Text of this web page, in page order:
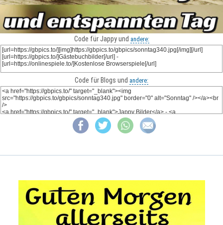
Code für Jappy und andere:
Code für Blogs und andere: